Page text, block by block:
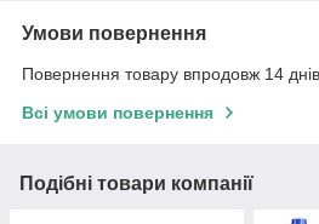
Умови повернення
Повернення товару впродовж 14
Всі умови повернення
Подібні товари компанії